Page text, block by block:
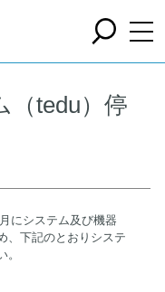
（tedu）停
にシステム及び機器
、下記のとおりシステ